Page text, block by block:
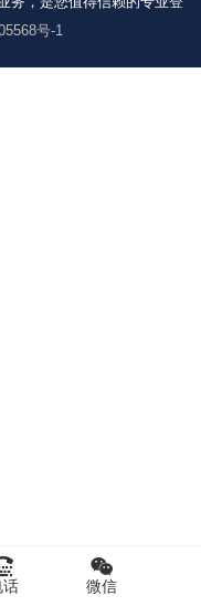
号-1
话 微信